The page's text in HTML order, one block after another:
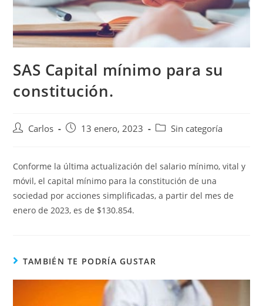
SAS Capital mínimo para su
constitución.
Carlos 13 enero, 2023 Sin categoría
Conforme la última actualización del salario mínimo, vital y
móvil, el capital mínimo para la constitución de una
sociedad por acciones simplificadas, a partir del mes de
enero de 2023, es de $130.854.
TAMBIÉN TE PODRÍA GUSTAR